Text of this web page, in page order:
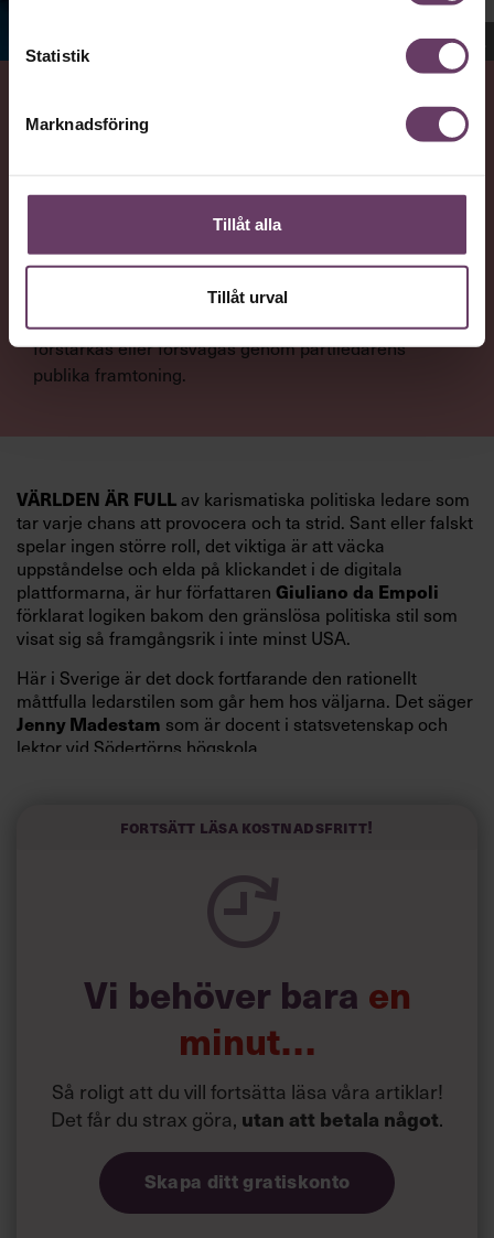
Statistik
Marknadsföring
Tillåt alla
Tillåt urval
VAD
Få förståelse för hur politisk trovärdighet kan
förstärkas eller försvagas genom partiledarens
publika framtoning.
Jenny Madestam, docent i statsvetenskap.
VÄRLDEN ÄR FULLav karismatiska politiska ledare som
tar varje chans att provocera och ta strid. Sant eller falskt
spelar ingen större roll, det viktiga är att väcka
uppståndelse och elda på klickandet i de digitala
plattformarna, är hur författaren Giuliano da Empoli
förklarat logiken bakom den gränslösa politiska stil som
visat sig så framgångsrik i inte minst USA.
Här i Sverige är det dock fortfarande den rationellt
måttfulla ledarstilen som går hem hos väljarna. Det säger
Jenny Madestam som är docent i statsvetenskap och
lektor vid Södertörns högskola.
kompetenta och stå med båda fötterna på jorden. Hellre
spelevink i högklackat, är hur jag brukar sammanfatta de
önskningar som svenskarna för fram i undersökningar.”
Siri Wikander: ”Led som i
början av pandemin”
Fortsätt läsa kostnadsfritt!
Vi behöver bara en
minut…
Så roligt att du vill fortsätta läsa våra artiklar!
Det får du strax göra, utan att betala något.
Skapa ditt gratiskonto